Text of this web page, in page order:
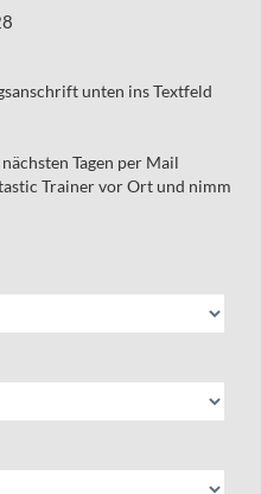
unten ins Textfeld
Tagen per Mail
Trainer vor Ort und nimm